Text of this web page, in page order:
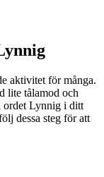
aktivitet för många.
lite tålamod och
ordet Lynnig i ditt
dessa steg för att